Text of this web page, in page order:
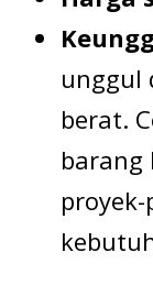
unggul
berat.
barang